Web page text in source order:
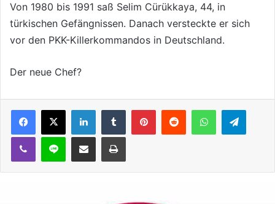
Von 1980 bis 1991 saß Selim Cürükkaya, 44, in
türkischen Gefängnissen. Danach versteckte er sich
vor den PKK-Killerkommandos in Deutschland.
Der neue Chef?
WhatsApp